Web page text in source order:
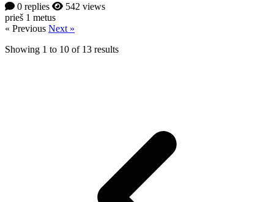
0 replies
542 views
prieš 1 metus
« Previous Next »
Showing 1 to 10 of 13 results